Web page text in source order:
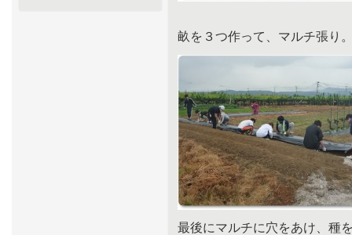
畝を３つ作って、マルチ張り
最後にマルチに穴をあけ、種